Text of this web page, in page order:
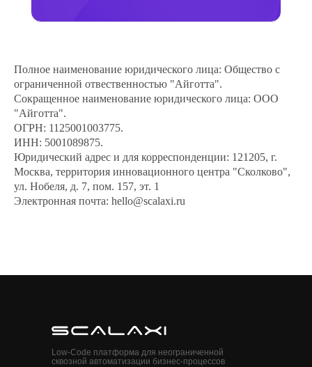
Полное наименование юридического лица: Общество с
ограниченной отвественностью "Айготта".
Сокращенное наименование юридического лица: ООО
"Айготта".
ОГРН: 1125001003775.
ИНН: 5001089875.
Юридический адрес и для корреспонденции: 121205, г.
Москва, территория инновационного центра "Сколково",
ул. Нобеля, д. 7, пом. 157, эт. 1
Электронная почта: hello@scalaxi.ru
Low-Code платформа для неограниченной
сквозной автоматизации бизнес-процессов